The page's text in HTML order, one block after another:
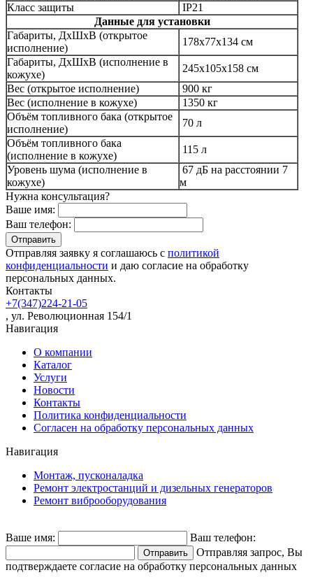
Класс защиты
IP21
Данные для установки
Габариты, ДхШхВ (открытое
исполнение)
178x77x134 см
Габариты, ДхШхВ (исполнение в
кожухе)
245x105x158 см
Вес (открытое исполнение)
900 кг
Вес (исполнение в кожухе)
1350 кг
Объём топливного бака (открытое
исполнение)
70 л
Объём топливного бака
(исполнение в кожухе)
115 л
Уровень шума (исполнение в
кожухе)
67 дБ на расстоянии 7
м
Нужна консультация?
Ваше имя:
Ваш телефон:
Отправляя заявку я соглашаюсь с политикой
конфиденциальности и даю согласие на обработку
персональных данных.
Контакты
+7(347)224-21-05
, ул. Революционная 154/1
Навигация
О компании
Каталог
Услуги
Новости
Контакты
Политика конфиденциальности
Согласен на обработку персональных данных
Навигация
Монтаж, пусконаладка
Ремонт электростанций и дизельных генераторов
Ремонт виброоборудования
Ваше имя:
Ваш телефон:
Отправляя запрос, Вы
подтверждаете согласие на обработку персональных данных